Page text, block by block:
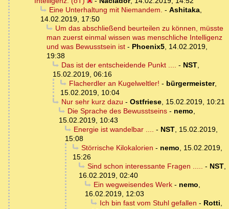
Eine Unterhaltung mit Niemandem. - Ashitaka,
14.02.2019, 17:50
Um das abschließend beurteilen zu können, müsste
man zuerst einmal wissen was menschliche Intelligenz
und was Bewusstsein ist - Phoenix5, 14.02.2019,
19:38
Das ist der entscheidende Punkt .... - NST,
15.02.2019, 06:16
Flacherdler an Kugelweltler! - bürgermeister,
15.02.2019, 10:04
Nur sehr kurz dazu - Ostfriese, 15.02.2019, 10:21
Die Sprache des Bewusstseins- nemo,
15.02.2019, 10:43
Energie ist wandelbar .... - NST, 15.02.2019,
15:08
Störrische Kilokalorien - nemo, 15.02.2019,
15:26
Sind schon interessante Fragen ..... - NST,
16.02.2019, 02:40
Ein wegweisendes Werk- nemo,
16.02.2019, 12:03
Ich bin fast vom Stuhl gefallen - Rotti,